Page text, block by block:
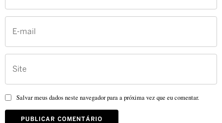
Salvar meus dados neste navegador para a próxima vez que eu comentar.